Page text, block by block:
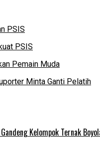
PSIS
PSIS
Pemain Muda
Minta Ganti Pelatih
Kelompok Ternak